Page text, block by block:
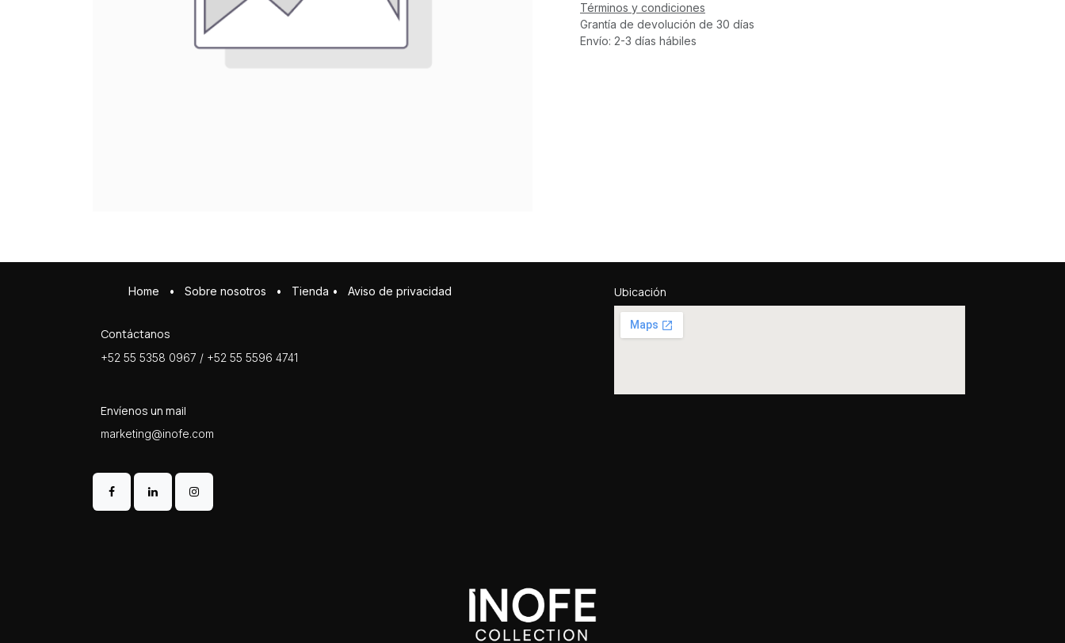
Términos y condiciones
Grantía de devolución de 30 días
Envío: 2-3 días hábiles
Ubicación
Home • Sobre ​n​osotros • Tienda • Aviso de privacidad
Contáctanos
+52 55 5358 0967 / +52 55 5596 4741
Envíenos un mail
marketing@inofe.com